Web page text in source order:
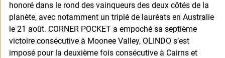
honoré dans le rond des vainqueurs des deux côtés de la
planète, avec notamment un triplé de lauréats en Australie
le 21 août. CORNER POCKET a empoché sa septième
victoire consécutive à Moonee Valley, OLINDO s’est
imposé pour la deuxième fois consécutive à Cairns et